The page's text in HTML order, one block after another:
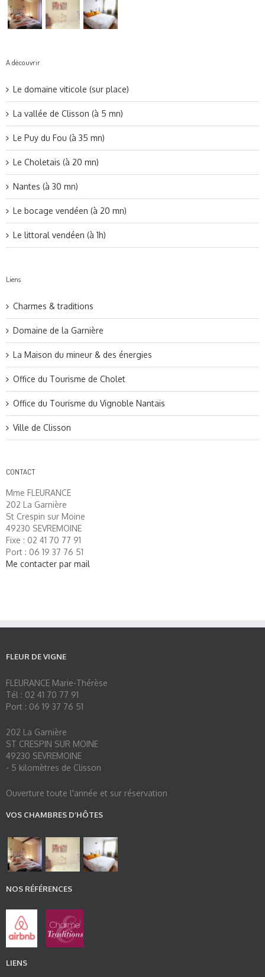
A découvrir
Le domaine viticole (sur place)
La vallée de Clisson (à 5 mn)
Le Puy du Fou (à 35 mn)
Le Choletais (à 20 mn)
Nantes (à 30 mn)
Le bocage vendéen (à 20 mn)
Le littoral vendéen (à 1h)
Liens
Charmes & traditions
Domaine de la Garnière
La Maison du mineur & des énergies
Office du Tourisme de Cholet
Office du Tourisme du Vignoble Nantais
Ville de Clisson
CONTACT
Mme FLEURANCE
202 La Garnière
St Crespin sur Moine
49230 SEVREMOINE
Fixe : 02 41 70 77 91
Port : 06 19 37 76 51
Me contacter par mail
FLEUR DE VIGNE
FLEURANCE Marie-Thérèse
Tél : 02 41 70 77 91
Port : 06 19 37 76 51
202 La Garnière
ST CRESPIN SUR MOINE
49230 SEVREMOINE
- 5 kilomètres de Clisson
Ouverture toute l'année et sur réservation
VOS CHAMBRES D’HÔTES
NOS RÉFÉRENCES
LIENS